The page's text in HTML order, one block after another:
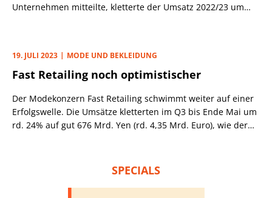
Unternehmen mitteilte, kletterte der Umsatz 2022/23 um
19. JULI 2023 MODE UND BEKLEIDUNG
Fast Retailing noch optimistischer
Der Modekonzern Fast Retailing schwimmt weiter auf einer
Erfolgswelle. Die Umsätze kletterten im Q3 bis Ende Mai um
rd. 24% auf gut 676 Mrd. Yen (rd. 4,35 Mrd. Euro), wie der
SPECIALS